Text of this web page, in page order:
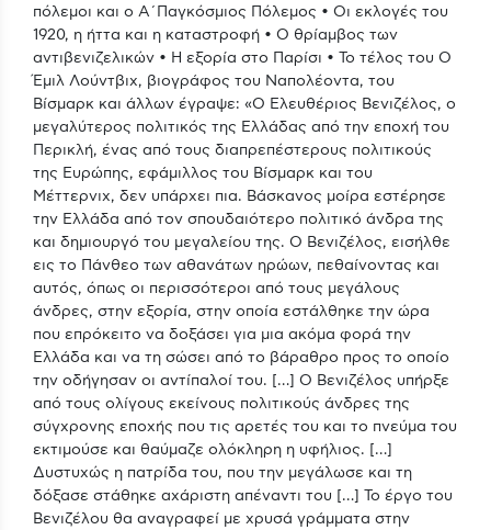
πόλεμοι και ο Α΄Παγκόσμιος Πόλεμος • Οι εκλογές του
1920, η ήττα και η καταστροφή • Ο θρίαμβος των
αντιβενιζελικών • Η εξορία στο Παρίσι • Το τέλος του Ο
Έμιλ Λούντβιχ, βιογράφος του Ναπολέοντα, του
Βίσμαρκ και άλλων έγραψε: «Ο Ελευθέριος Βενιζέλος, ο
μεγαλύτερος πολιτικός της Ελλάδας από την εποχή του
Περικλή, ένας από τους διαπρεπέστερους πολιτικούς
της Ευρώπης, εφάμιλλος του Βίσμαρκ και του
Μέττερνιχ, δεν υπάρχει πια. Βάσκανος μοίρα εστέρησε
την Ελλάδα από τον σπουδαιότερο πολιτικό άνδρα της
και δημιουργό του μεγαλείου της. Ο Βενιζέλος, εισήλθε
εις το Πάνθεο των αθανάτων ηρώων, πεθαίνοντας και
αυτός, όπως οι περισσότεροι από τους μεγάλους
άνδρες, στην εξορία, στην οποία εστάλθηκε την ώρα
που επρόκειτο να δοξάσει για μια ακόμα φορά την
Ελλάδα και να τη σώσει από το βάραθρο προς το οποίο
την οδήγησαν οι αντίπαλοί του. […] Ο Βενιζέλος υπήρξε
από τους ολίγους εκείνους πολιτικούς άνδρες της
σύγχρονης εποχής που τις αρετές του και το πνεύμα του
εκτιμούσε και θαύμαζε ολόκληρη η υφήλιος. […]
Δυστυχώς η πατρίδα του, που την μεγάλωσε και τη
δόξασε στάθηκε αχάριστη απέναντι του […] Το έργο του
Βενιζέλου θα αναγραφεί με χρυσά γράμματα στην